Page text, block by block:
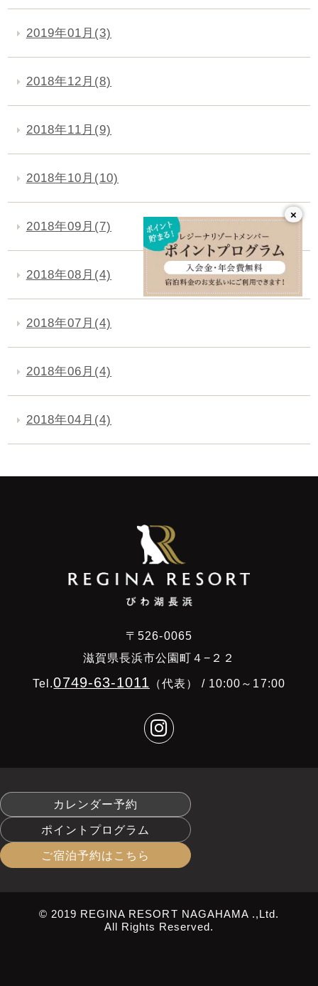
2019年01月(3)
2018年12月(8)
2018年11月(9)
2018年10月(10)
2018年09月(7)
2018年08月(4)
2018年07月(4)
2018年06月(4)
2018年04月(4)
〒526-0065
滋賀県長浜市公園町４−２２
Tel.0749-63-1011 （代表） / 10:00～17:00
カレンダー予約
ポイントプログラム
ご宿泊予約はこちら
© 2019 REGINA RESORT NAGAHAMA .,Ltd.
All Rights Reserved.
×